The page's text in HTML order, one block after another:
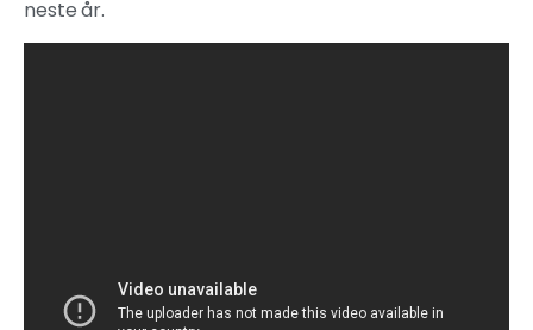
neste år.